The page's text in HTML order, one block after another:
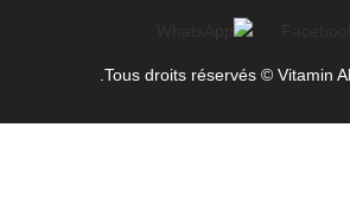
Tous droits réservés © Vitamin